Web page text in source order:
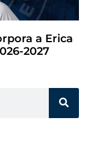
a Erica
2027